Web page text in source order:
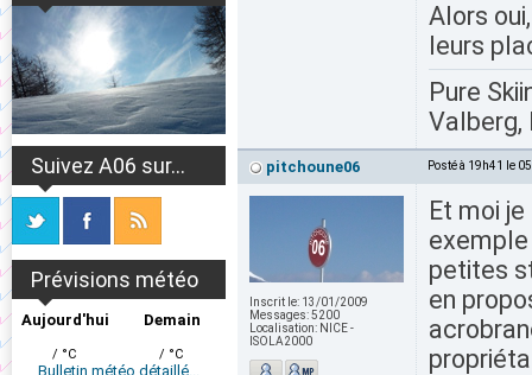
Suivez A06 sur...
Prévisions météo
Aujourd'hui
/ °C
Demain
/ °C
Bulletin météo détaillé...
Alors
leurs
Pure
Valberg,
pitchoune06 Posté à 19h41 le
Inscrit le: 13/01/2009
Messages:5200
Localisation: NICE -
ISOLA2000
Et moi
petites
en